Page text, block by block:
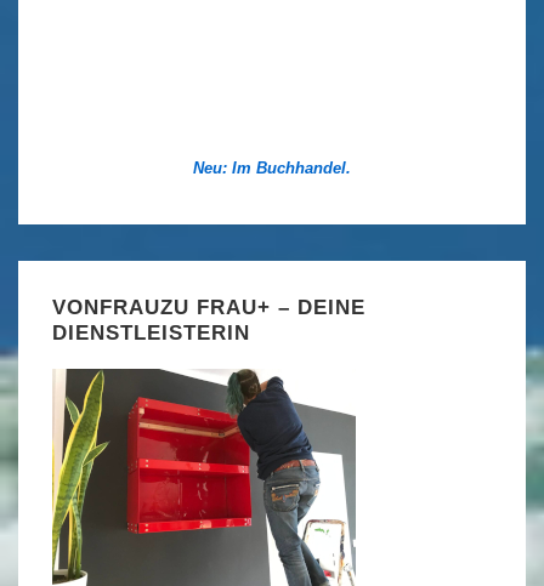
Neu: Im Buchhandel.
VONFRAUZU FRAU+ – DEINE
DIENSTLEISTERIN